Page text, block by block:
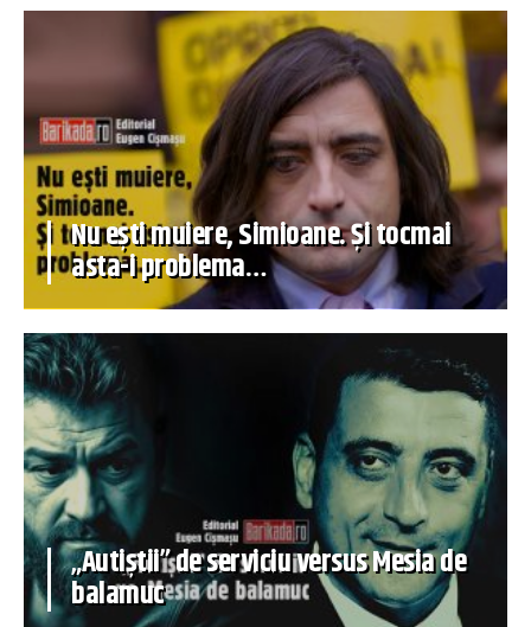
Nu ești muiere, Simioane. Și tocmai
asta-i problema…
„Autiștii” de serviciu versus Mesia de
balamuc